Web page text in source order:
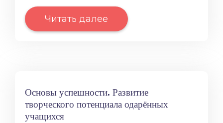
Читать далее
Основы успешности. Развитие
творческого потенциала одарённых
учащихся